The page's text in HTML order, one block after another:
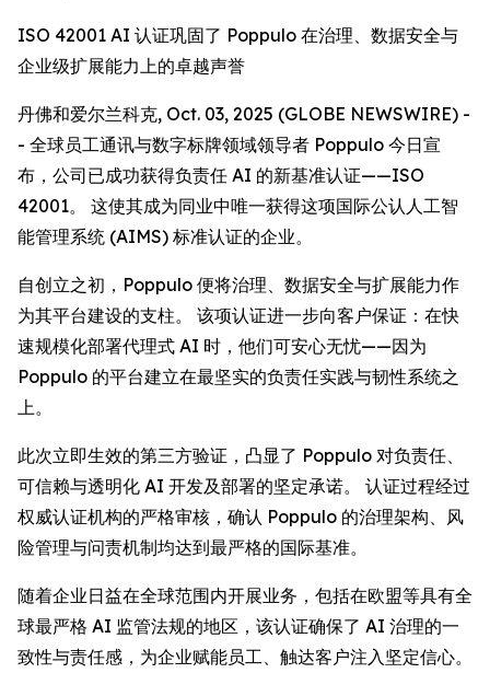
ISO 42001 AI 认证巩固了 Poppulo 在治理、数据安全与
企业级扩展能力上的卓越声誉
丹佛和爱尔兰科克, Oct. 03, 2025 (GLOBE NEWSWIRE) -
- 全球员工通讯与数字标牌领域领导者 Poppulo 今日宣
布，公司已成功获得负责任 AI 的新基准认证——ISO
42001。 这使其成为同业中唯一获得这项国际公认人工智
能管理系统 (AIMS) 标准认证的企业。
自创立之初，Poppulo 便将治理、数据安全与扩展能力作
为其平台建设的支柱。 该项认证进一步向客户保证：在快
速规模化部署代理式 AI 时，他们可安心无忧——因为
Poppulo 的平台建立在最坚实的负责任实践与韧性系统之
上。
此次立即生效的第三方验证，凸显了 Poppulo 对负责任、
可信赖与透明化 AI 开发及部署的坚定承诺。 认证过程经过
权威认证机构的严格审核，确认 Poppulo 的治理架构、风
险管理与问责机制均达到最严格的国际基准。
随着企业日益在全球范围内开展业务，包括在欧盟等具有全
球最严格 AI 监管法规的地区，该认证确保了 AI 治理的一
致性与责任感，为企业赋能员工、触达客户注入坚定信心。